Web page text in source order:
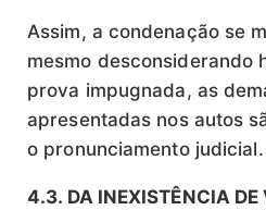
Assim, a condenação se
mesmo desconsiderando
prova impugnada, as
apresentadas nos autos
o pronunciamento judicial.
4.3. DA INEXISTÊNCIA DE